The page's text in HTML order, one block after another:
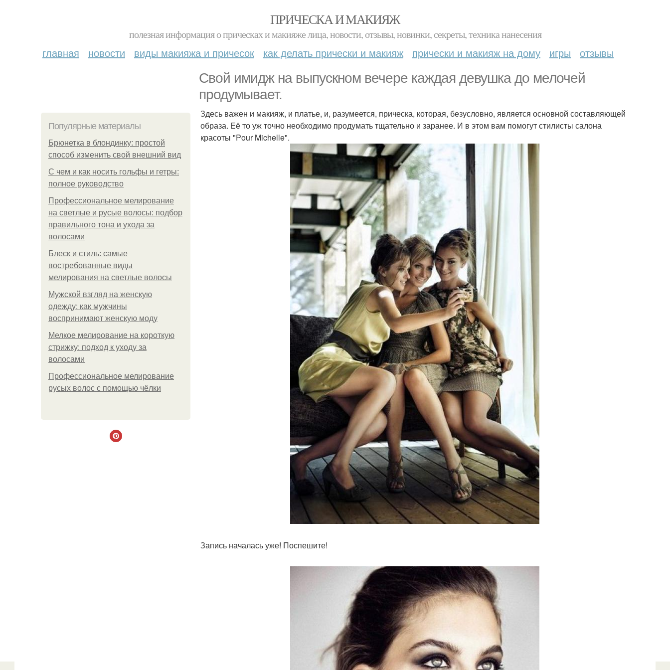
ПРИЧЕСКА И МАКИЯЖ
полезная информация о прическах и макияже лица, новости, отзывы, новинки, секреты, техника нанесения
главная новости виды макияжа и причесок как делать прически и макияж прически и макияж на дому игры отзывы
Свой имидж на выпускном вечере каждая девушка до мелочей
продумывает.
Популярные материалы
Брюнетка в блондинку: простой
способ изменить свой внешний вид
С чем и как носить гольфы и гетры:
полное руководство
Профессиональное мелирование
на светлые и русые волосы: подбор
правильного тона и ухода за
волосами
Блеск и стиль: самые
востребованные виды
мелирования на светлые волосы
Мужской взгляд на женскую
одежду: как мужчины
воспринимают женскую моду
Мелкое мелирование на короткую
стрижку: подход к уходу за
волосами
Профессиональное мелирование
русых волос с помощью чёлки
Здесь важен и макияж, и платье, и, разумеется, прическа, которая, безусловно, является основной составляющей
образа. Её то уж точно необходимо продумать тщательно и заранее. И в этом вам помогут стилисты салона
красоты "Pour Michelle".
Запись началась уже! Поспешите!